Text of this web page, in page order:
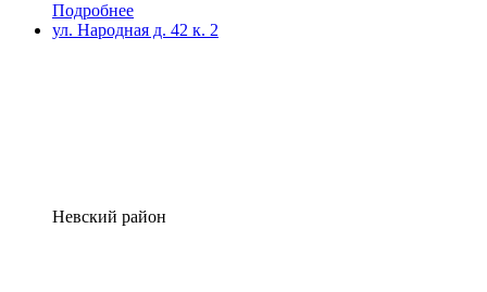
Подробнее
ул. Народная д. 42 к. 2
Невский район